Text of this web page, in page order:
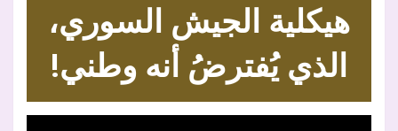
هيكلية الجيش السوري،
الذي يُفترضُ أنه وطني!